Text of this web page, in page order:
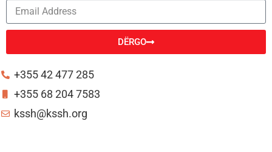
DËRGO
+355 42 477 285
+355 68 204 7583
kssh@kssh.org